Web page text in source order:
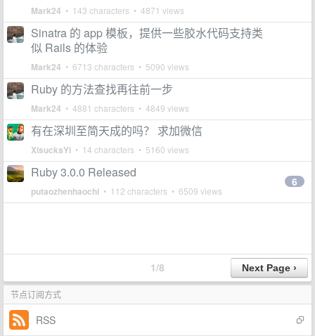
Mark24 • 143 characters • 4871 views
Sinatra 的 app 模板，提供一些胶水代码支持类
似 Rails 的体验
Mark24 • 6713 characters • 5090 views
Ruby 的方法查找再往前一步
Mark24 • 4881 characters • 4849 views
有在深圳至简天成的吗？ 求加微信
XisucksYi • 14 characters • 5160 views
Ruby 3.0.0 Released
putaozhenhaochi • 112 characters • 6509 views
6
1/8
节点订阅方式
RSS